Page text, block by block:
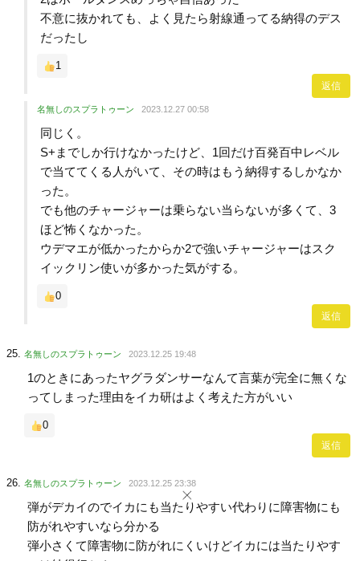
不意に抜かれても、よく見たら射線通ってる納得のデス
だったし
1
返信
名無しのスプラトゥーン 2023.12.27 00:58
同じく。
S+までしか行けなかったけど、1回だけ百発百中レベル
で当ててくる人がいて、その時はもう納得するしかなか
った。
でも他のチャージャーは乗らない当らないが多くて、3
ほど怖くなかった。
ウデマエが低かったからか2で強いチャージャーはスク
イックリン使いが多かった気がする。
0
返信
名無しのスプラトゥーン 2023.12.25 19:48
1のときにあったヤグラダンサーなんて言葉が完全に無くな
ってしまった理由をイカ研はよく考えた方がいい
0
返信
名無しのスプラトゥーン 2023.12.25 23:38
弾がデカイのでイカにも当たりやすい代わりに障害物にも
防がれやすいなら分かる
弾小さくて障害物に防がれにくいけどイカには当たりやす